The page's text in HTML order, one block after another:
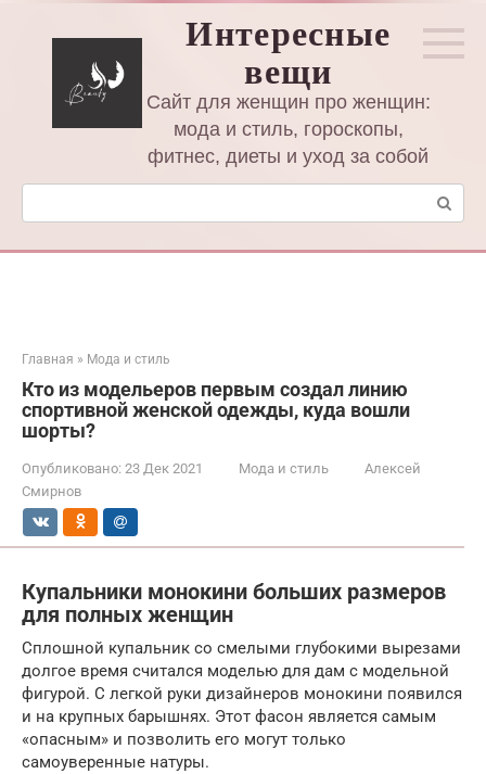
Интересные
вещи
Сайт для женщин про женщин:
мода и стиль, гороскопы,
фитнес, диеты и уход за собой
Поиск:
Главная » Мода и стиль
Кто из модельеров первым создал линию
спортивной женской одежды, куда вошли
шорты?
Опубликовано: 23 Дек 2021 Мода и стиль
Алексей
Смирнов
Купальники монокини больших размеров
для полных женщин
Сплошной купальник со смелыми глубокими вырезами
долгое время считался моделью для дам с модельной
фигурой. С легкой руки дизайнеров монокини появился
и на крупных барышнях. Этот фасон является самым
«опасным» и позволить его могут только
самоуверенные натуры.